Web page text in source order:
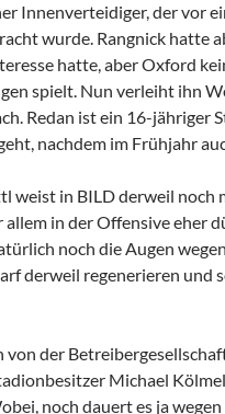
Innenverteidiger, der vor
wurde. Rangnick hatte
hatte, aber Oxford
spielt. Nun verleiht ihn
Redan ist ein 16-jähriger
nachdem im Frühjahr
weist in BILD derweil noch
allem in der Offensive eher
noch die Augen
derweil regenerieren und
der
Michael
noch dauert es ja